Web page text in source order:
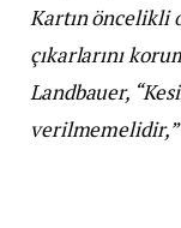
Kartın öncelikli
çıkarlarını
Landbauer,
verilmemelidir,”